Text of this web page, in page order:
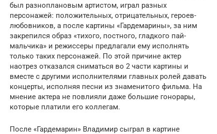
был разноплановым артистом, играл разных
персонажей: положительных, отрицательных, героев-
любовников, а после картины «Гардемарины», за ним
закрепился образ «тихого, постного, гладкого пай-
мальчика» и режиссеры предлагали ему исполнять
только таких персонажей. По этой причине актер
наотрез отказался сниматься во 2 части картины и
вместе с другими исполнителями главных ролей давать
концерты, исполняя песни из знаменитого фильма. На
мнение актера не повлияли даже большие гонорары,
которые платили его коллегам.
После «Гардемарин» Владимир сыграл в картине